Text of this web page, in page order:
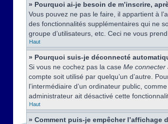
» Pourquoi ai-je besoin de m’inscrire,
Vous pouvez ne pas le faire, il appartient à
des fonctionnalités supplémentaires qui ne
groupe d’utilisateurs, etc. Ceci ne vous
Haut
» Pourquoi suis-je déconnecté
Si vous ne cochez pas la case Me connecter
compte soit utilisé par quelqu’un d’autre.
l’intermédiaire d’un ordinateur public,
administrateur ait désactivé cette
Haut
» Comment puis-je empêcher